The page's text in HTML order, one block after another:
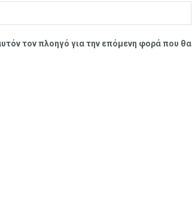
τον πλοηγό για την επόμενη φορά που θα